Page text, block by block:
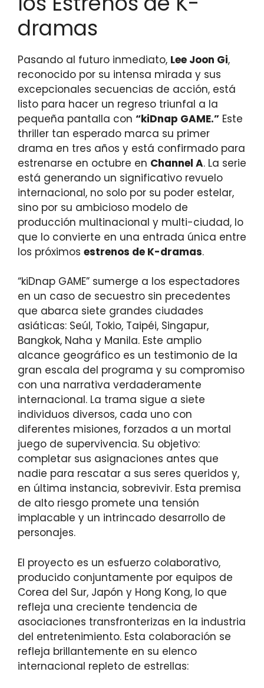
dramas
Pasando al futuro inmediato, Lee Joon Gi,
reconocido por su intensa mirada y sus
excepcionales secuencias de acción, está
listo para hacer un regreso triunfal a la
pequeña pantalla con “kiDnap GAME.” Este
thriller tan esperado marca su primer
drama en tres años y está confirmado para
estrenarse en octubre en Channel A. La serie
está generando un significativo revuelo
internacional, no solo por su poder estelar,
sino por su ambicioso modelo de
producción multinacional y multi-ciudad, lo
que lo convierte en una entrada única entre
los próximos estrenos de K-dramas.
“kiDnap GAME” sumerge a los espectadores
en un caso de secuestro sin precedentes
que abarca siete grandes ciudades
asiáticas: Seúl, Tokio, Taipéi, Singapur,
Bangkok, Naha y Manila. Este amplio
alcance geográfico es un testimonio de la
gran escala del programa y su compromiso
con una narrativa verdaderamente
internacional. La trama sigue a siete
individuos diversos, cada uno con
diferentes misiones, forzados a un mortal
juego de supervivencia. Su objetivo:
completar sus asignaciones antes que
nadie para rescatar a sus seres queridos y,
en última instancia, sobrevivir. Esta premisa
de alto riesgo promete una tensión
implacable y un intrincado desarrollo de
personajes.
El proyecto es un esfuerzo colaborativo,
producido conjuntamente por equipos de
Corea del Sur, Japón y Hong Kong, lo que
refleja una creciente tendencia de
asociaciones transfronterizas en la industria
del entretenimiento. Esta colaboración se
refleja brillantemente en su elenco
internacional repleto de estrellas: